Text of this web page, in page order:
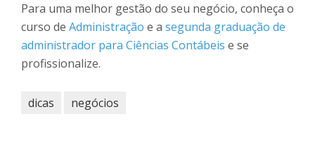
Para uma melhor gestão do seu negócio, conheça o
curso de Administração e a segunda graduação de
administrador para Ciências Contábeis e se
profissionalize.
dicas negócios